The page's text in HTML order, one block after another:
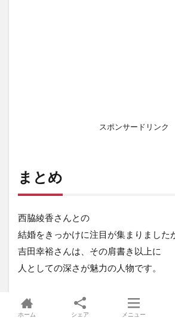
スポンサードリンク
まとめ
西脇綾香さんとの
結婚をきっかけに注目が集まりました
吉田幸裕さんは、その肩書き以上に
人としての深さが魅力の人物です。
家業に甘えず、外の世界で学び、
現場に寄り添い、
ホーム シェア メニュー